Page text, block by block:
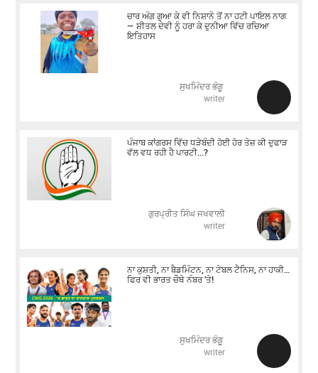
ਚਾਰ ਅੰਗ ਗੁਆ ਕੇ ਵੀ ਨਿਸ਼ਾਨੇ ਤੋਂ ਨਾ ਹਟੀ ਪਾਇਲ ਨਾਗ
— ਸ਼ੀਤਲ ਦੇਵੀ ਨੂੰ ਹਰਾ ਕੇ ਦੁਨੀਆ ਵਿੱਚ ਰਚਿਆ
ਇਤਿਹਾਸ
ਸੁਖਮਿੰਦਰ ਭੰਗੂ
writer
ਪੰਜਾਬ ਕਾਂਗਰਸ ਵਿੱਚ ਧੜੇਬੰਦੀ ਹੋਈ ਹੋਰ ਤੇਜ਼ ਕੀ ਦੁਫਾੜ
ਵੱਲ ਵਧ ਰਹੀ ਹੈ ਪਾਰਟੀ...?
ਗੁਰਪ੍ਰੀਤ ਸਿੰਘ ਜਖਵਾਲੀ
writer
ਨਾ ਕੁਸ਼ਤੀ, ਨਾ ਬੈਡਮਿੰਟਨ, ਨਾ ਟੇਬਲ ਟੈਨਿਸ, ਨਾ ਹਾਕੀ…
ਫਿਰ ਵੀ ਭਾਰਤ ਚੌਥੇ ਨੰਬਰ ’ਤੇ!
ਸੁਖਮਿੰਦਰ ਭੰਗੂ
writer